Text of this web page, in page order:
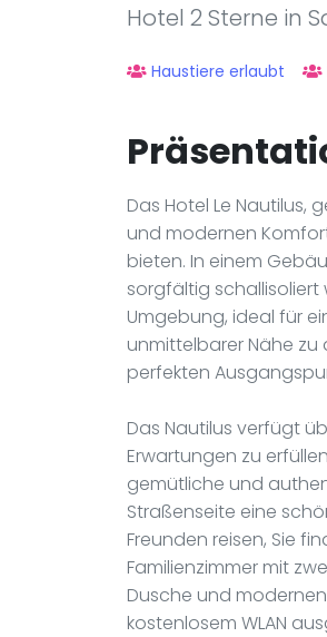
Hotel 2 Sterne in
Haustiere erlaubt
Das Hotel Le
und modernen
bieten. In einem
sorgfältig
Umgebung, ideal für
unmittelbarer Nähe
perfekten
Das Nautilus verfügt
Erwartungen zu
gemütliche und
Straßenseite eine
Freunden reisen, Sie
Familienzimmer mit
Dusche und
kostenlosem WLAN